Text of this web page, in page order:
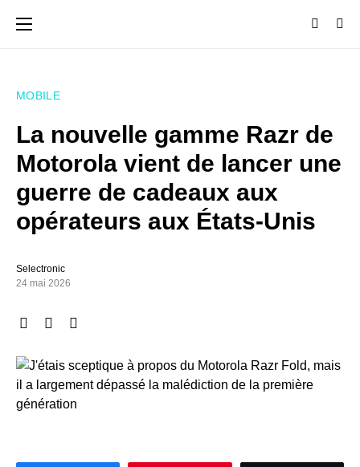
MOBILE
La nouvelle gamme Razr de
Motorola vient de lancer une
guerre de cadeaux aux
opérateurs aux États-Unis
Selectronic
24 mai 2026